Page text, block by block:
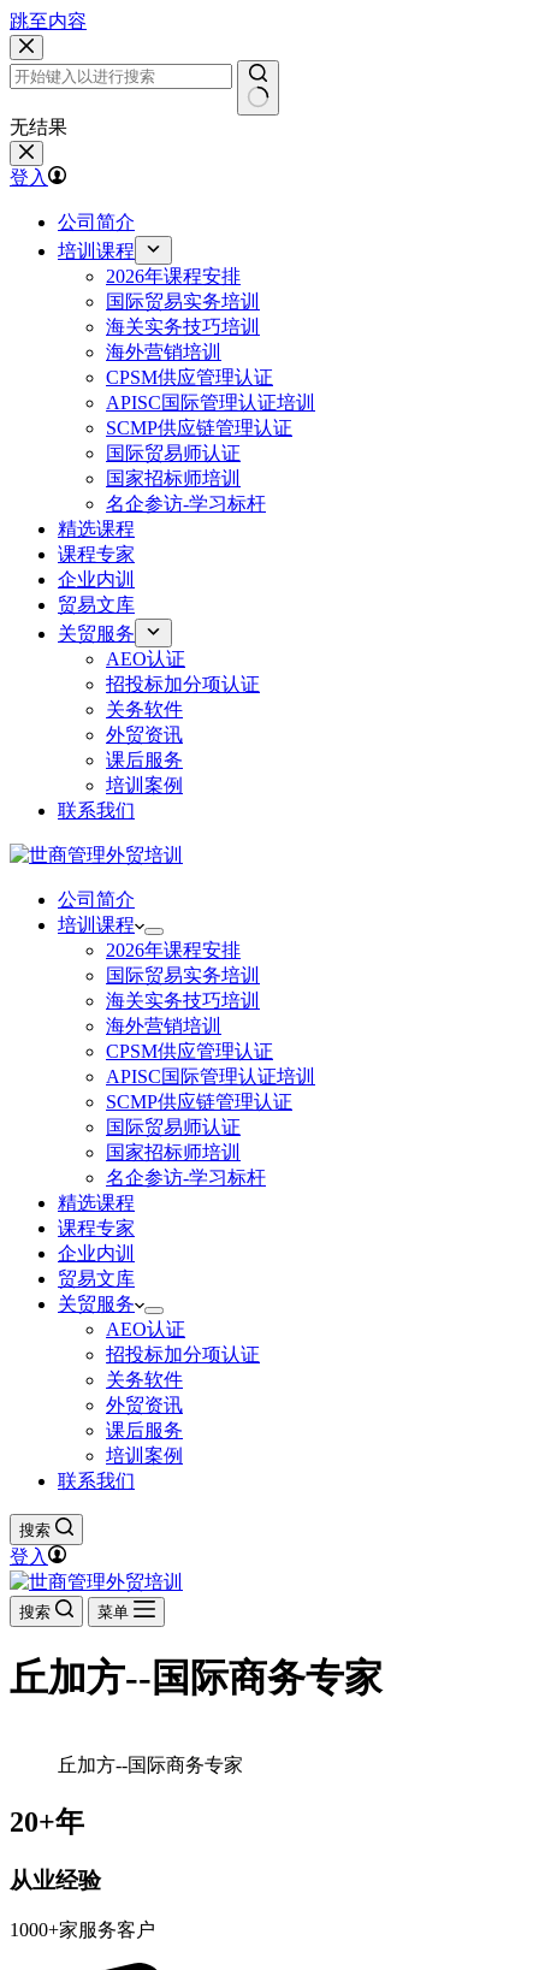
跳至内容
无结果
登入
公司简介
培训课程
2026年课程安排
国际贸易实务培训
海关实务技巧培训
海外营销培训
CPSM供应管理认证
APISC国际管理认证培训
SCMP供应链管理认证
国际贸易师认证
国家招标师培训
名企参访-学习标杆
精选课程
课程专家
企业内训
贸易文库
关贸服务
AEO认证
招投标加分项认证
关务软件
外贸资讯
课后服务
培训案例
联系我们
公司简介
培训课程
2026年课程安排
国际贸易实务培训
海关实务技巧培训
海外营销培训
CPSM供应管理认证
APISC国际管理认证培训
SCMP供应链管理认证
国际贸易师认证
国家招标师培训
名企参访-学习标杆
精选课程
课程专家
企业内训
贸易文库
关贸服务
AEO认证
招投标加分项认证
关务软件
外贸资讯
课后服务
培训案例
联系我们
搜索
登入
搜索 菜单
丘加方--国际商务专家
丘加方--国际商务专家
20+年
从业经验
1000+家服务客户